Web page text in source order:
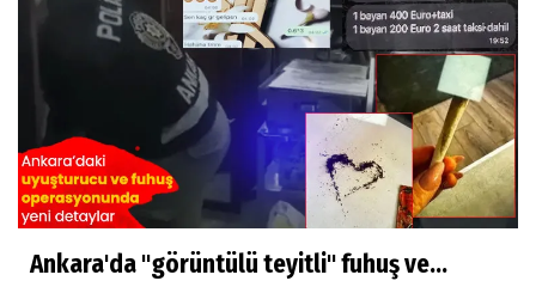
Ankara'da "görüntülü teyitli" fuhuş ve...